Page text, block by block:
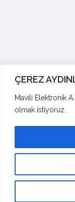
ÇEREZ
Mavili Elektronik
olmak istiyoruz.
Mavili
All Rights